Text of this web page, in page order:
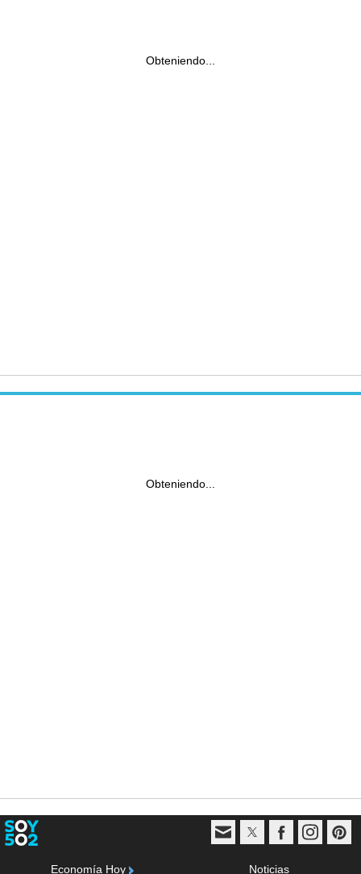
Obteniendo...
Obteniendo...
Economía Hoy Noticias